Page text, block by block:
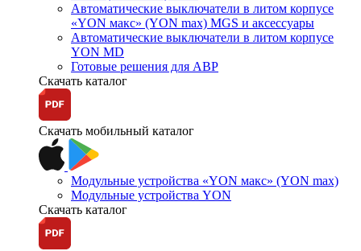
Автоматические выключатели в литом корпусе
«YON макс» (YON max) MGS и аксессуары
Автоматические выключатели в литом корпусе
YON MD
Готовые решения для АВР
Скачать каталог
Скачать мобильный каталог
Модульные устройства «YON макс» (YON max)
Модульные устройства YON
Скачать каталог